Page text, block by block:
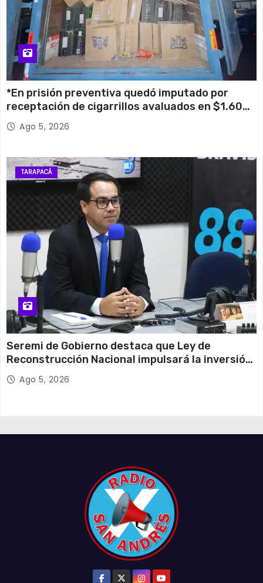
*En prisión preventiva quedó imputado por
receptación de cigarrillos avaluados en $1.600
millones*
Ago 5, 2026
TARAPACÁ
Seremi de Gobierno destaca que Ley de
Reconstrucción Nacional impulsará la inversión
y el empleo en Tarapacá
Ago 5, 2026